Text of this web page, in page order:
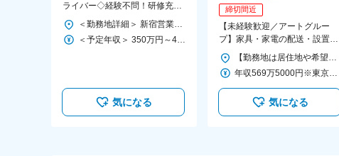
ライバー◇経験不問！研修充実
◎／平均月収36万円／プライム
上場アスクルG
＜勤務地詳細＞ 新宿営業所（新板橋駅最寄り） 住所：東京都板橋区加賀一丁目6番1号 ネットデポ新板橋1階 受動喫煙対策：屋内喫煙可能場所あり 変更の範囲：会社の定める事業所
＜予定年収＞ 350万円～450万円 ＜賃金形態＞ 月給制 ＜賃金内訳＞ 月額（基本給）：211,200円～227,000円 固定残業手当/月：69,390円～74,565円（固定残業時間45時間0分/月） 超過した時間外労働の残業手当は追加支給 ＜月給＞ 280,590円～301,565円（一律手当を含む） ＜昇給有無＞ 有 ＜残業手当＞ 有 ＜給与補足＞ ■昇格査定：年1回 ■賞与：あり 【年収モデル】 年収450万円／入社3年目／月給30万円＋残業代＋各種手当＋賞与 年収500万円／入社5年目／月給35万円＋各種手当＋賞与 年収650万円／入社12年目／月給41万円＋各種手当＋賞与 賃金はあくまでも目安の金額であり、選考を通じて上下する可能性があります。 月給(月額)は固定手当を含めた表記です。
気になる
締切間近
【未経験歓迎／アートグルー
プ】家具・家電の配送・設置★
普免があればOK！ほとんどが中
途＆未経験入社
【勤務地は居住地や希望を考慮＆転勤ほぼなし】 ＜北海道＞ 札幌市 ＜宮城＞ 仙台市 ＜茨城＞ 水戸市、つくば市 ＜栃木＞ 鹿沼市 ＜群馬＞ 高崎 ＜埼玉＞ 熊谷市、草加市、さいたま市、所沢市 ＜千葉＞ 千葉市、木更津市、船橋市、柏市 ＜東京＞ 足立区、練馬区、江東区、大田区、府中市、町田市 ＜神奈川＞ 横浜市、川崎市、海老名市、足柄上郡 ＜新潟＞ 新潟市 ＜富山＞ 射水市 ＜石川＞ 金沢市 ＜長野＞ 中野市、松本市 ＜山梨＞ 甲斐市 ＜岐阜＞ 羽鳥郡 ＜静岡＞ 静岡市、沼津市、浜松市 ＜愛知＞ 長久手市、岡崎市、名古屋市、一宮市 ＜三重＞ 四日市市 ＜大阪＞ 住之江区、西淀川区、岸和田市、摂津市、東大阪市、豊中市 ＜京都＞ 京都市 ＜兵庫＞ 神戸市、川西市、高砂市 ＜滋賀＞ 栗東市 ＜奈良＞ 大和郡山市 ＜和歌山＞ 和歌山市 ＜岡山＞ 岡山市 ＜広島＞ 広島市、東広島市 ＜香川＞ 高松市 ＜福岡＞ 北九州市、福岡市 ＜熊本＞ 熊本市 ＜鹿児島＞ 鹿児島市 ※支店により車通勤OK ※受動喫煙対策あり
年収569万5000円※東京23区在住、勤務／勤続5年／扶養家族3名
気になる